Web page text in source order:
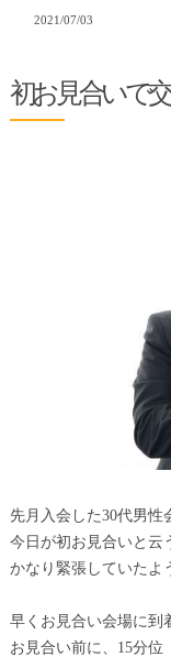
2021/07/03
初お見合いで
先月入会した30代男性
今日が初お見合いと云
かなり緊張していたよ
早くお見合い会場に到
お見合い前に、15分位